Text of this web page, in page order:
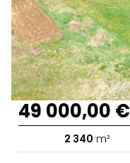
49 000,00 €
2 340 m²